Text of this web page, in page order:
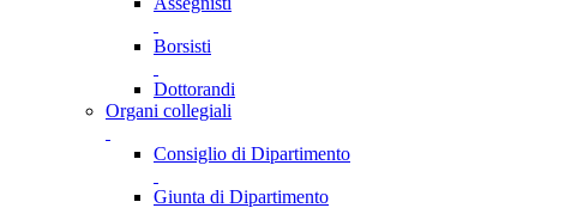
Borsisti
Dottorandi
Organi collegiali
Consiglio di Dipartimento
Giunta di Dipartimento